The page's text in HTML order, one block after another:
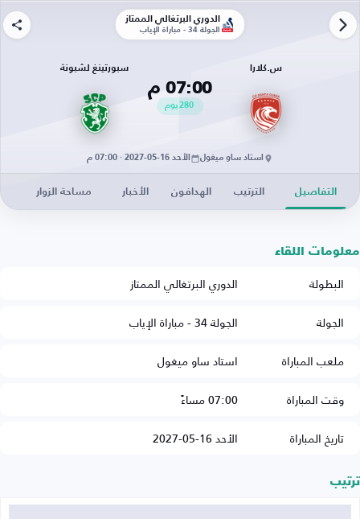
الدوري البرتغالي الممتاز
الجولة 34 - مباراة الإياب
س.كلارا
07:00 م
280يوم
سبورتينغ لشبونة
استاد ساو ميغول الأحد 16-05-2027 · 07:00 م
التفاصيل الترتيب الهدافون الأخبار مساحة الزوار
معلومات اللقاء
البطولة
الدوري البرتغالي الممتاز
الجولة
الجولة 34 - مباراة الإياب
ملعب المباراة
استاد ساو ميغول
وقت المباراة
07:00 مساءً
تاريخ المباراة
الأحد 16-05-2027
ترتيب